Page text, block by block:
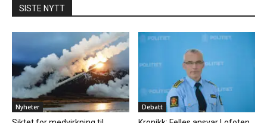
SISTE NYTT
Nyheter Debatt